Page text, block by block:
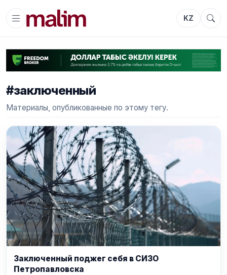
KZ
#заключенный
Материалы, опубликованные по этому тегу.
Заключенный поджег себя в СИЗО
Петропавловска